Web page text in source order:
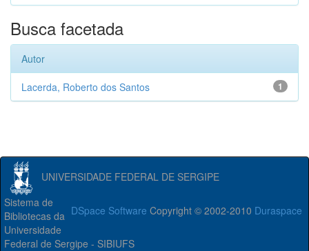
Busca facetada
Autor
1
Lacerda, Roberto dos Santos
UNIVERSIDADE FEDERAL DE SERGIPE
DSpace Software Copyright © 2002-2010 Duraspace
Sistema de
Bibliotecas da
Universidade
Federal de Sergipe - SIBIUFS